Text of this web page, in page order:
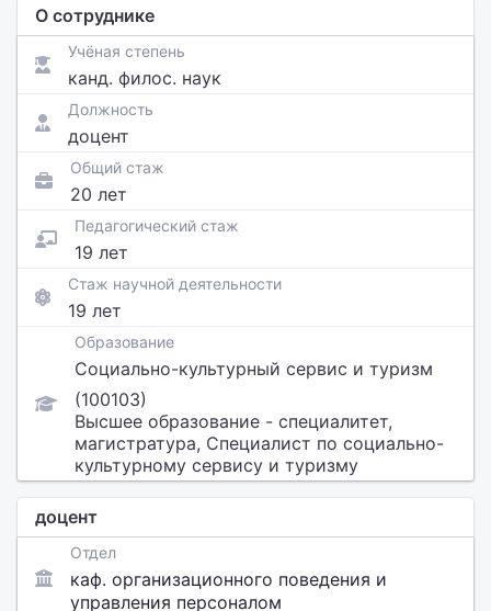
О сотруднике
Учёная степень
канд. филос. наук
Должность
доцент
Общий стаж
20 лет
Педагогический стаж
19 лет
Стаж научной деятельности
19 лет
Образование
Социально-культурный сервис и туризм
(100103)
Высшее образование - специалитет,
магистратура, Специалист по социально-
культурному сервису и туризму
доцент
Отдел
каф. организационного поведения и
управления персоналом